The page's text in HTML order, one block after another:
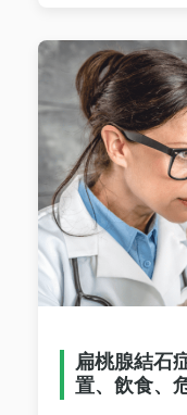
扁桃腺結石
置、飲食、